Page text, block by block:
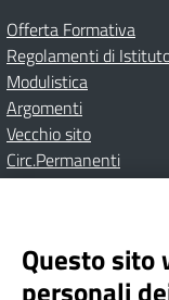
Offerta Formativa
Regolamenti di
Modulistica
Argomenti
Vecchio sito
Circ.Permanenti
Dichiarazione di
Questo sito